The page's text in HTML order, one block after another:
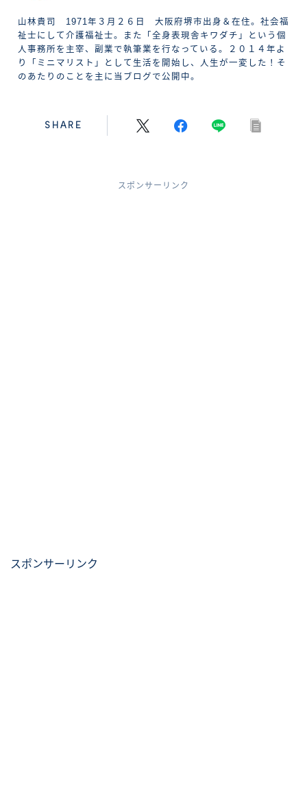
山林貴司 1971年３月２６日 大阪府堺市出身＆在住。社会福
祉士にして介護福祉士。また「全身表現舎キワダチ」という個
人事務所を主宰、副業で執筆業を行なっている。２０１４年よ
り「ミニマリスト」として生活を開始し、人生が一変した！そ
のあたりのことを主に当ブログで公開中。
SHARE
スポンサーリンク
スポンサーリンク